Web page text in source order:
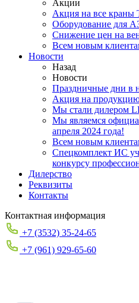
Акции
Акция на все краны
Оборудование для
Снижение цен на
Всем новым
Новости
Назад
Новости
Праздничные дни в
Акция на
Мы стали дилером
Мы являемся
апреля 2024 года!
Всем новым
Спецкомплект ИС
конкурсу
Дилерство
Реквизиты
Контакты
Контактная информация
+7 (3532) 35-24-65
+7 (961) 929-65-60